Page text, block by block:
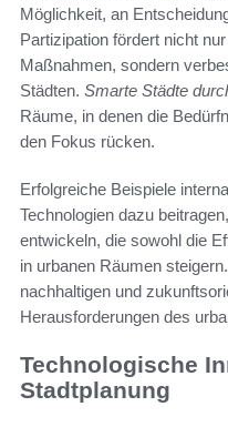
Möglichkeit, an
Partizipation fördert nicht
Maßnahmen, sondern
Städten. Smarte Städte
Räume, in denen die
den Fokus rücken.
Erfolgreiche Beispiele
Technologien dazu
entwickeln, die sowohl die
in urbanen Räumen
nachhaltigen und
Herausforderungen des
Technologische
Stadtplanung